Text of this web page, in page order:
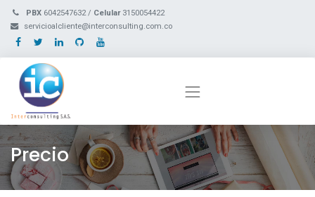
PBX 6042547632 / Celular3150054422
servicioalcliente@interconsulting.com.co
Precio